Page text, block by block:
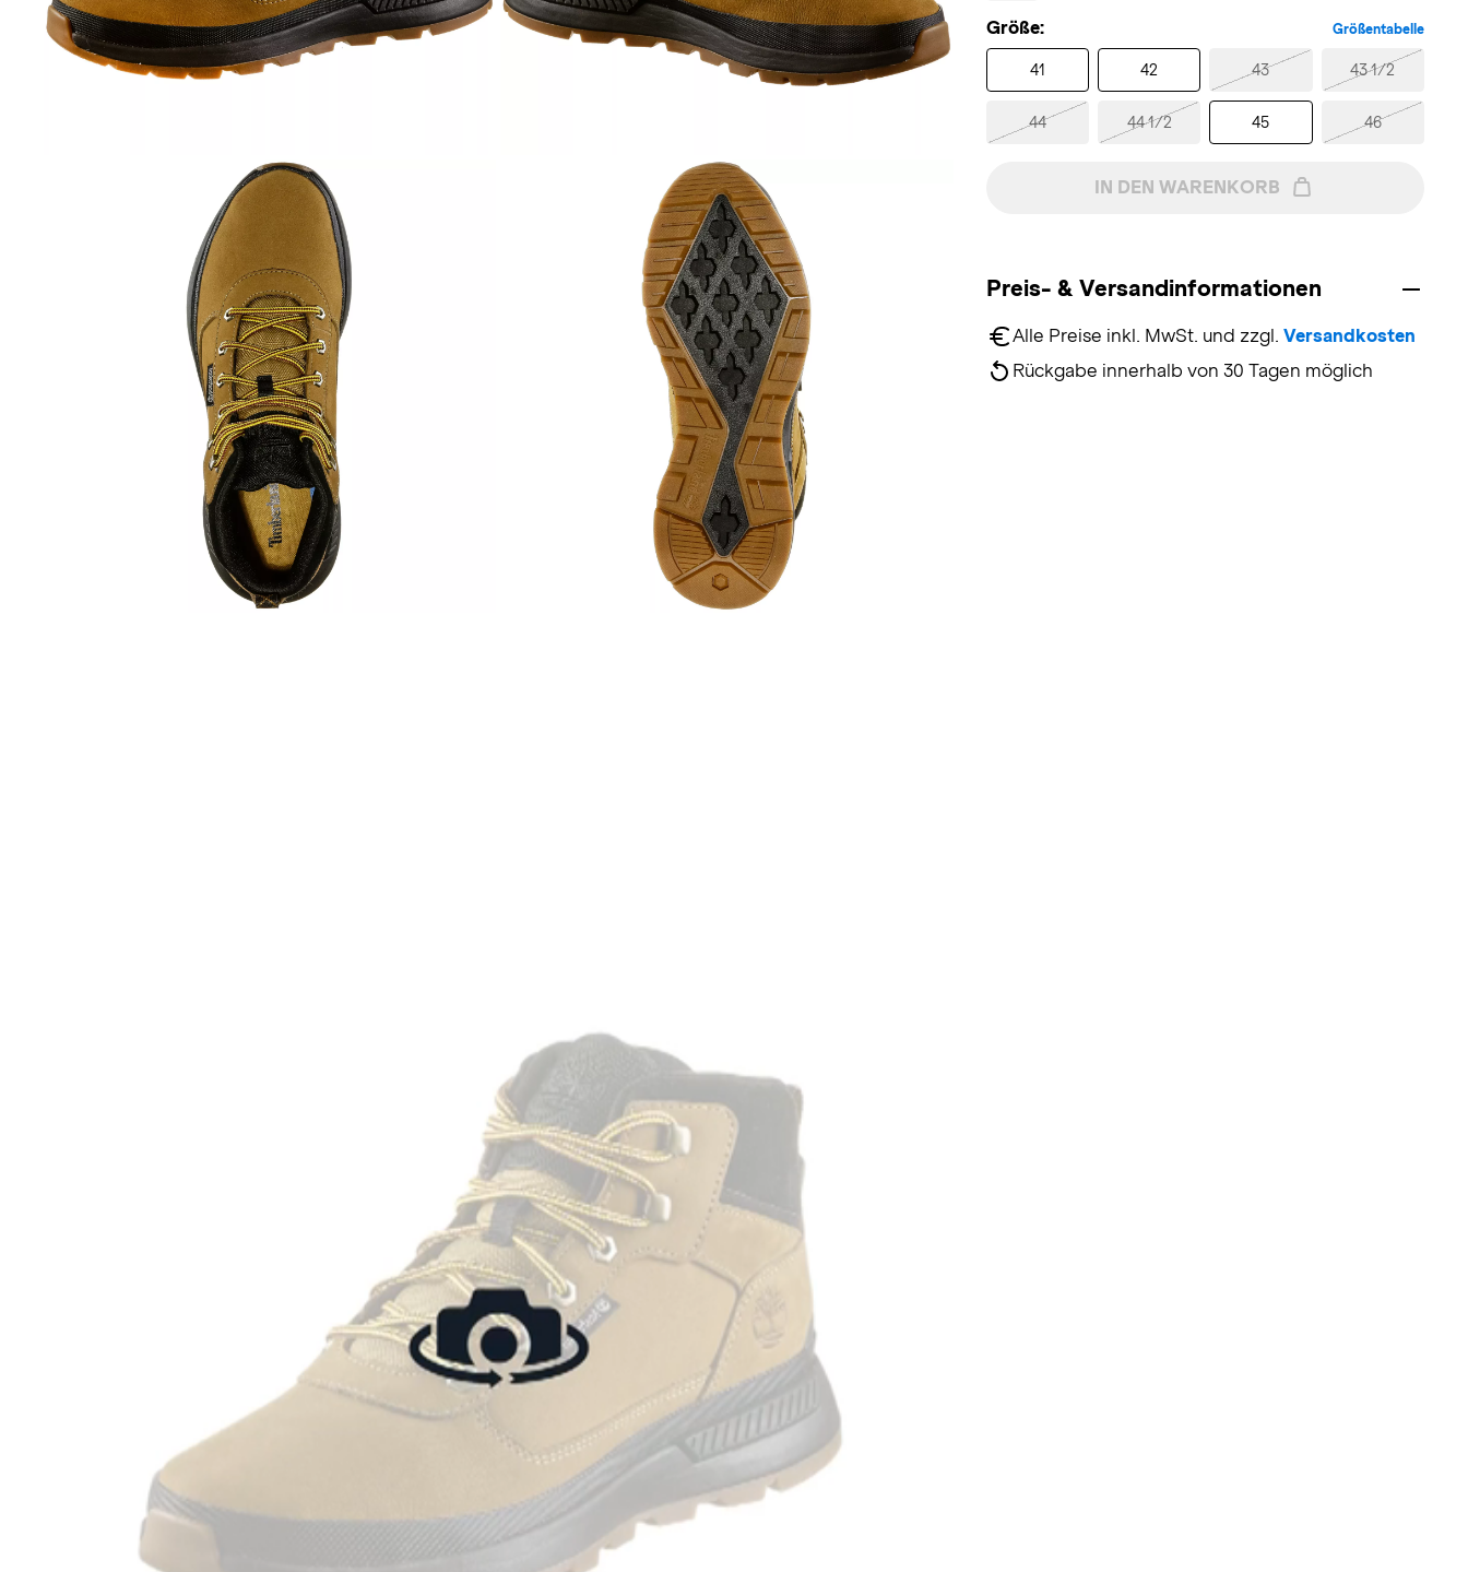
Größe: Größentabelle
41 42 43 43 1/2
44 44 1/2 45 46
IN DEN WARENKORB
Preis- & Versandinformationen
Alle Preise inkl. MwSt. und zzgl. Versandkosten
Rückgabe innerhalb von 30 Tagen möglich